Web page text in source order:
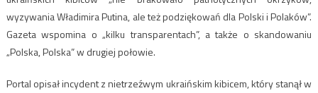
wyzywania Władimira Putina, ale też podziękowań dla Polski i Polaków”.
Gazeta wspomina o „kilku transparentach”, a także o skandowaniu
„Polska, Polska” w drugiej połowie.
Portal opisał incydent z nietrzeźwym ukraińskim kibicem, który stanął w